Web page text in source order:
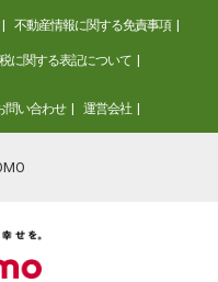
不動産情報に関する免責事項
に関する表記について
問い合わせ 運営会社